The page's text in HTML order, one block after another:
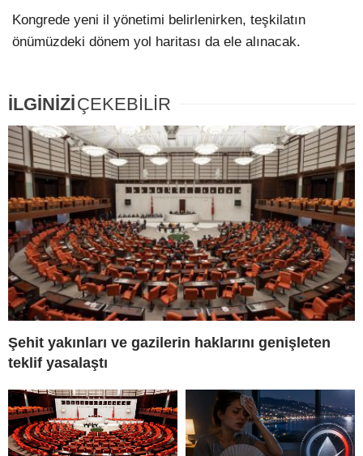
Kongrede yeni il yönetimi belirlenirken, teşkilatın
önümüzdeki dönem yol haritası da ele alınacak.
İLGİNİZİÇEKEBİLİR
Şehit yakınları ve gazilerin haklarını genişleten
teklif yasalaştı